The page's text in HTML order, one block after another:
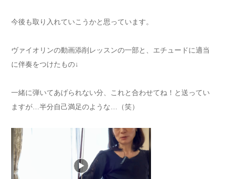
今後も取り入れていこうかと思っています。
ヴァイオリンの動画添削レッスンの一部と、エチュードに適当
に伴奏をつけたもの↓
一緒に弾いてあげられない分、これと合わせてね！と送ってい
ますが…半分自己満足のような…（笑）